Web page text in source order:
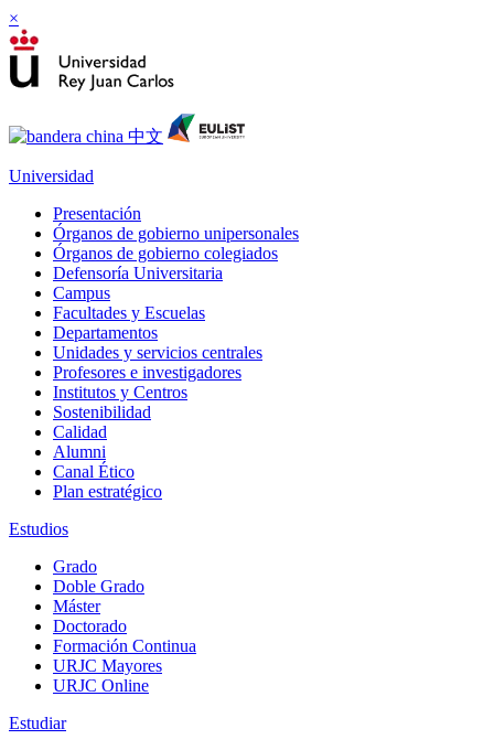
×
Universidad
Presentación
Órganos de gobierno unipersonales
Órganos de gobierno colegiados
Defensoría Universitaria
Campus
Facultades y Escuelas
Departamentos
Unidades y servicios centrales
Profesores e investigadores
Institutos y Centros
Sostenibilidad
Calidad
Alumni
Canal Ético
Plan estratégico
Estudios
Grado
Doble Grado
Máster
Doctorado
Formación Continua
URJC Mayores
URJC Online
Estudiar